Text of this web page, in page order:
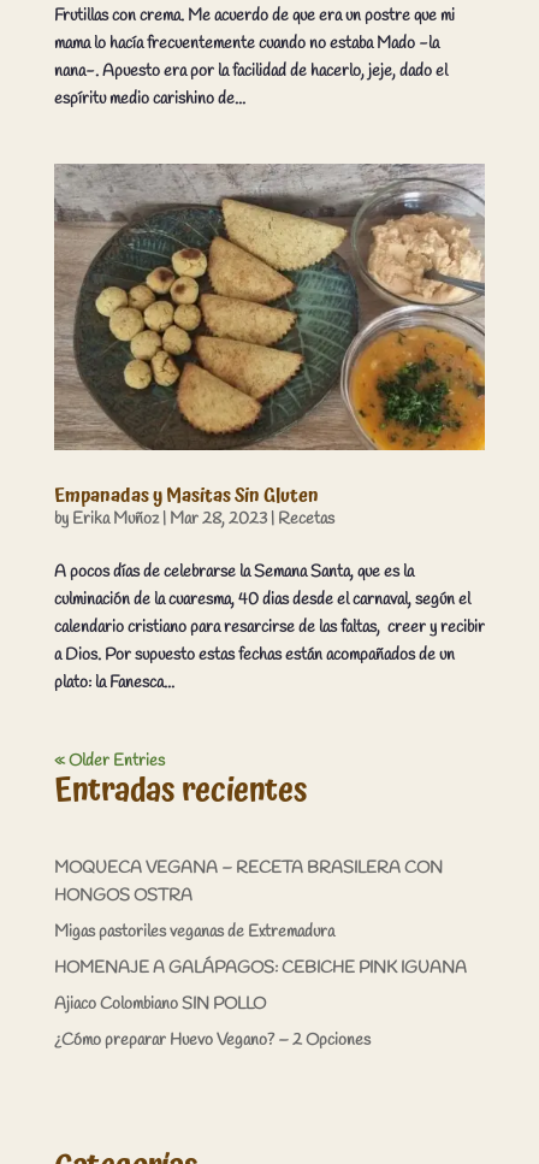
Frutillas con crema. Me acuerdo de que era un postre que mi
mama lo hacía frecuentemente cuando no estaba Mado -la
nana-. Apuesto era por la facilidad de hacerlo, jeje, dado el
espíritu medio carishino de...
Empanadas y Masitas Sin Gluten
by Erika Muñoz| Mar 28, 2023| Recetas
A pocos días de celebrarse la Semana Santa, que es la
culminación de la cuaresma, 40 dias desde el carnaval, según el
calendario cristiano para resarcirse de las faltas, creer y recibir
a Dios. Por supuesto estas fechas están acompañados de un
plato: la Fanesca...
« Older Entries
Entradas recientes
MOQUECA VEGANA – RECETA BRASILERA CON
HONGOS OSTRA
Migas pastoriles veganas de Extremadura
HOMENAJE A GALÁPAGOS: CEBICHE PINK IGUANA
Ajiaco Colombiano SIN POLLO
¿Cómo preparar Huevo Vegano? – 2 Opciones